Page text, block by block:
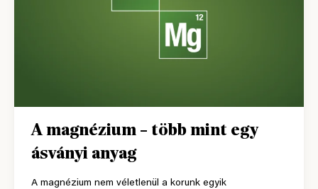
A magnézium – több mint egy
ásványi anyag
A magnézium nem véletlenül a korunk egyik